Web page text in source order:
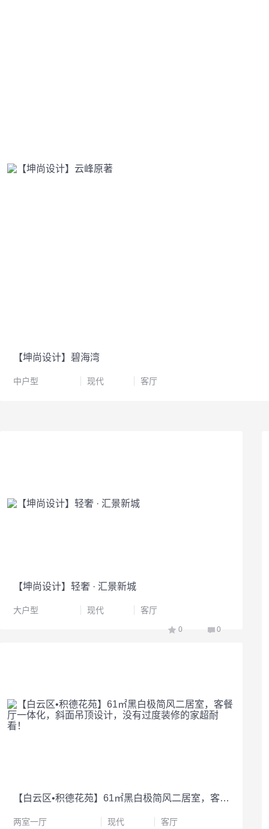
【坤尚设计】碧海湾
中户型 现代 客厅
【坤尚设计】轻奢 · 汇景新城
大户型 现代 客厅
0 0
【白云区•积德花苑】61㎡黑白极简风二居室，客餐厅一体化，斜面吊顶设计，没有过度装修的家超耐看！
两室一厅 现代 客厅